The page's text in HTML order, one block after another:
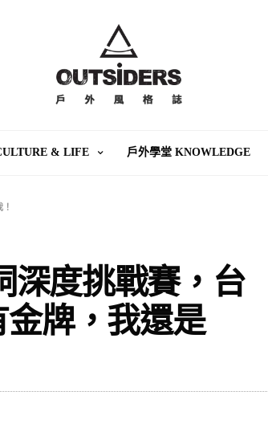
& LIFE 戶外學堂 KNOWLEDGE
度挑戰賽，台
牌，我還是